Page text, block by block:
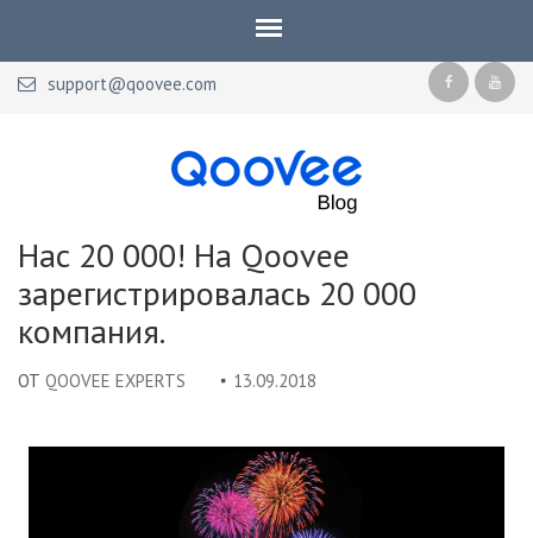
support@qoovee.com
Qoovee Blog
Нас 20 000! На Qoovee
зарегистрировалась 20 000
компания.
ОТ QOOVEE EXPERTS 13.09.2018